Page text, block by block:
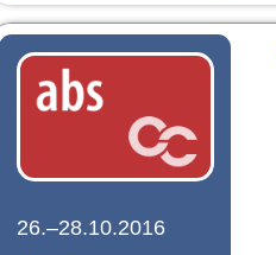
26.–28.10.2016